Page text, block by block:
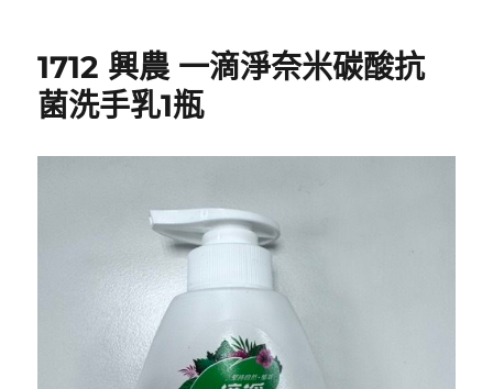
1712 興農 一滴淨奈米碳酸抗
菌洗手乳1瓶